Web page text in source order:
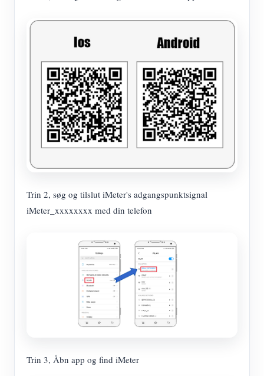
Trin 2, søg og tilslut iMeter's adgangspunktsignal
iMeter_xxxxxxxx med din telefon
Trin 3, Åbn app og find iMeter